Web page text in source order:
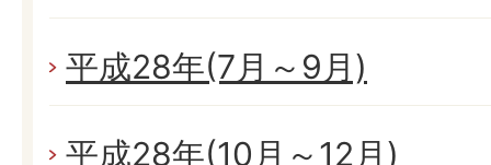
平成28年(7月～9月)
平成28年(10月～12月)